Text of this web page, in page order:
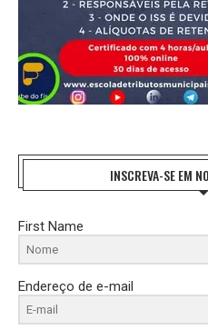
INSCREVA-SE EM
First Name
Endereço de e-mail